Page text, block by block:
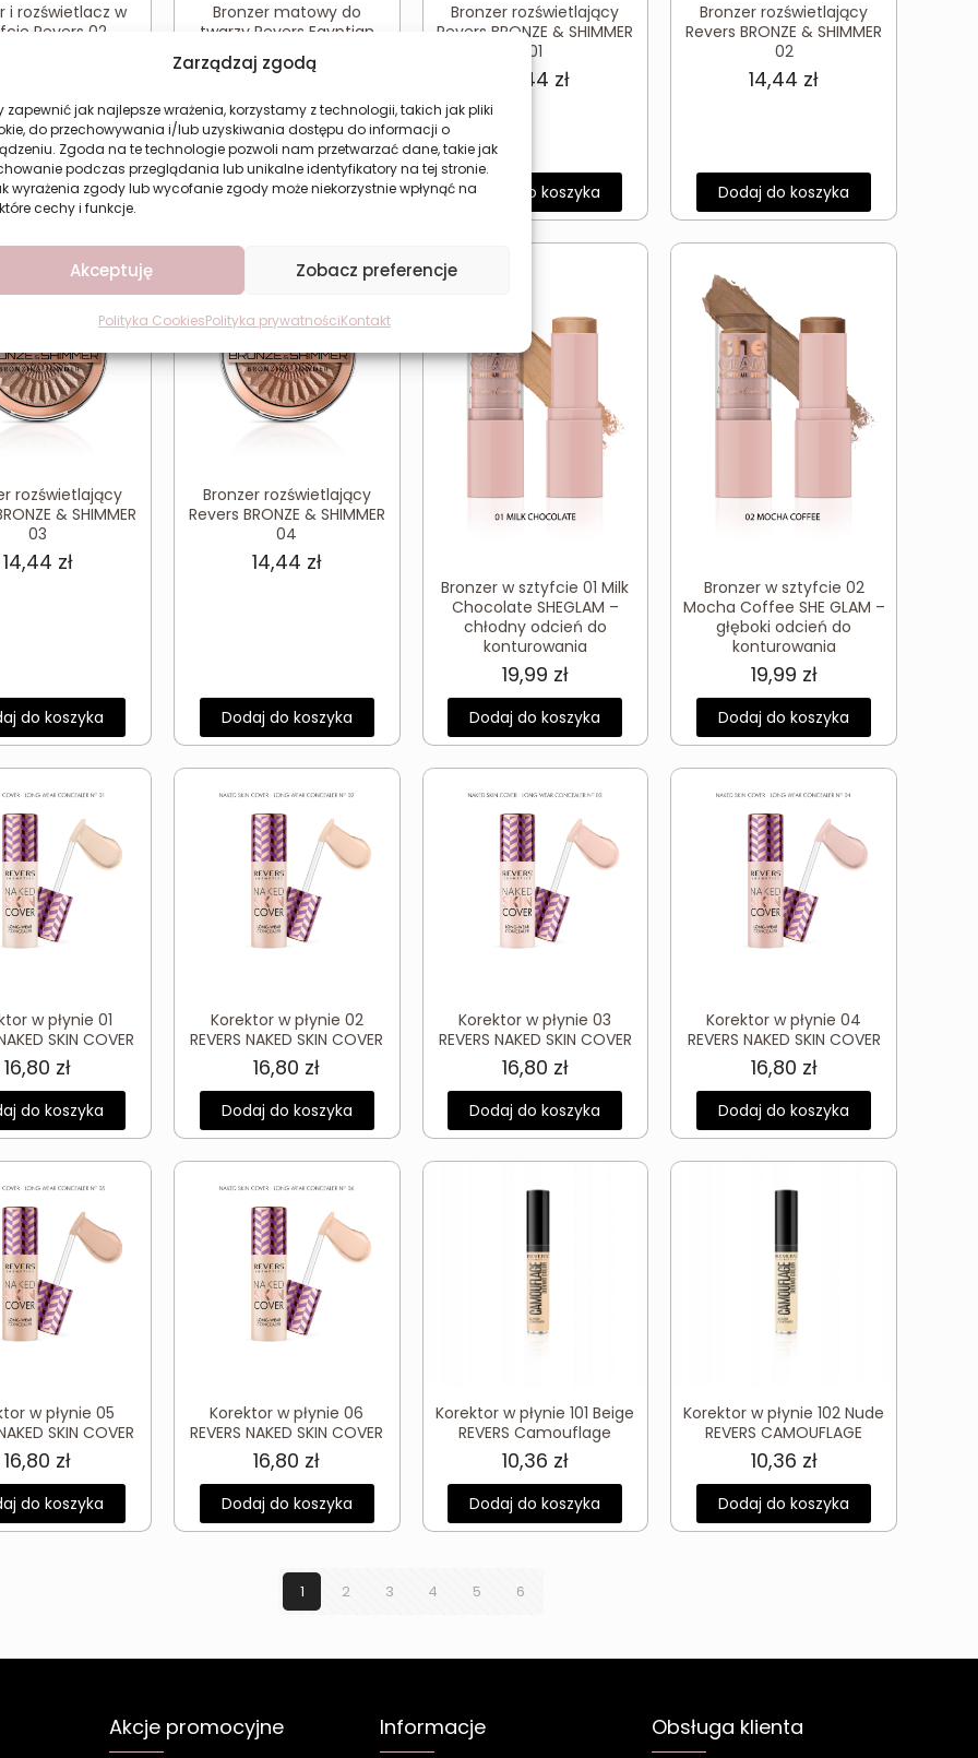
Zarządzaj zgodą
zapewnić jak najlepsze wrażenia, korzystamy z technologii, takich jak pliki
do przechowywania i/lub uzyskiwania dostępu do informacji o
Zgoda na te technologie pozwoli nam przetwarzać dane, takie jak
podczas przeglądania lub unikalne identyfikatory na tej stronie.
wyrażenia zgody lub wycofanie zgody może niekorzystnie wpłynąć na
cechy i funkcje.
Akceptuję Zobacz preferencje
Polityka CookiesPolityka prywatnościKontakt
i rozświetlacz w
Revers 02
cena
wynosiła:
12,78 zł.
cena
wynosi:
9,58 zł.
cena w ciągu
30 dni:9,58zł
do koszyka
Bronzer matowy do
twarzy Revers Egyptian
Sun 14
10,67 zł
Dodaj do koszyka
Bronzer rozświetlający
Revers BRONZE & SHIMMER
01
14,44 zł
Dodaj do koszyka
Bronzer rozświetlający
Revers BRONZE & SHIMMER
02
14,44 zł
Dodaj do koszyka
rozświetlający
& SHIMMER
03
14,44 zł
do koszyka
Bronzer rozświetlający
Revers BRONZE & SHIMMER
04
14,44 zł
Dodaj do koszyka
Bronzer w sztyfcie 01 Milk
Chocolate SHEGLAM –
chłodny odcień do
konturowania
19,99 zł
Dodaj do koszyka
Bronzer w sztyfcie 02
Mocha Coffee SHE GLAM –
głęboki odcień do
konturowania
19,99 zł
Dodaj do koszyka
w płynie 01
SKIN COVER
16,80 zł
do koszyka
Korektor w płynie 02
REVERS NAKED SKIN COVER
16,80 zł
Dodaj do koszyka
Korektor w płynie 03
REVERS NAKED SKIN COVER
16,80 zł
Dodaj do koszyka
Korektor w płynie 04
REVERS NAKED SKIN COVER
16,80 zł
Dodaj do koszyka
w płynie 05
SKIN COVER
16,80 zł
do koszyka
Korektor w płynie 06
REVERS NAKED SKIN COVER
16,80 zł
Dodaj do koszyka
Korektor w płynie 101 Beige
REVERS Camouflage
10,36 zł
Dodaj do koszyka
Korektor w płynie 102 Nude
REVERS CAMOUFLAGE
10,36 zł
Dodaj do koszyka
1 2 3 4 5 6
Akcje promocyjne Informacje Obsługa klienta